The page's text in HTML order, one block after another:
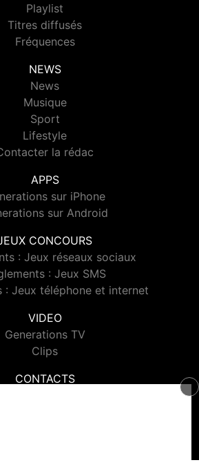
Playlist
Titres diffusés
Fréquences
NEWS
News
Musique
Sport
Lifestyle
la rédac
APPS
sur iPhone
sur Android
CONCOURS
: Jeux réseaux sociaux
: Jeux SMS
: Jeux téléphone et internet
VIDEO
Generations TV
Clips
CONTACTS